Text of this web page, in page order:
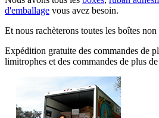
d'emballage vous avez besoin.
Et nous rachèterons toutes les boîtes non
Expédition gratuite des commandes de
limitrophes et des commandes de plus